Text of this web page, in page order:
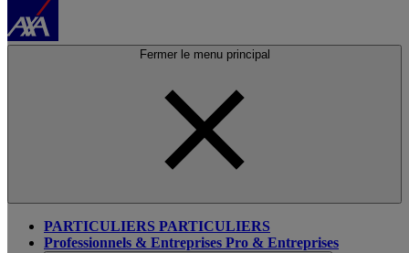
Fermer le menu principal
PARTICULIERS PARTICULIERS
Professionnels & Entreprises Pro & Entreprises